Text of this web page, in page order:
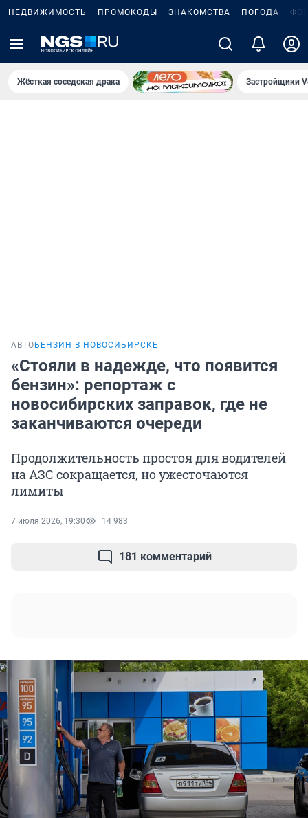
НЕДВИЖИМОСТЬ ПРОМОКОДЫ ЗНАКОМСТВА ПОГОДА
Жёсткая соседская драка Застройщики
АВТО БЕНЗИН В НОВОСИБИРСКЕ
«Стояли в надежде, что появится
бензин»: репортаж с
новосибирских заправок, где не
заканчиваются очереди
Продолжительность простоя для водителей
на АЗС сокращается, но ужесточаются
лимиты
7 июля 2026, 19:30 14 983
181 комментарий